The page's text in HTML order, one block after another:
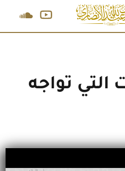
التي تواجه